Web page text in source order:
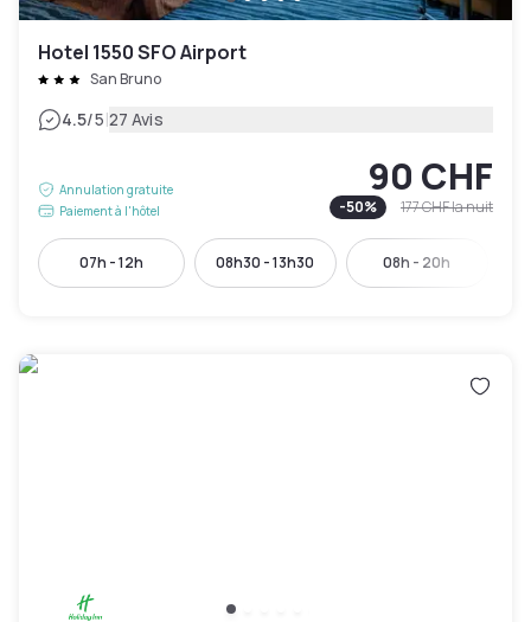
Hotel 1550 SFO Airport
San Bruno
4.5/5|27 Avis
Annulation gratuite
Paiement à l'hôtel
90 CHF
-50% 177 CHFla nuit
07h - 12h 08h30 - 13h30 08h - 20h